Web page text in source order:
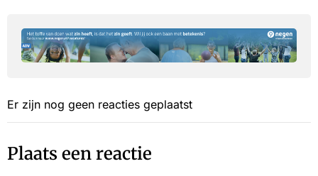
Er zijn nog geen reacties geplaatst
Plaats een reactie